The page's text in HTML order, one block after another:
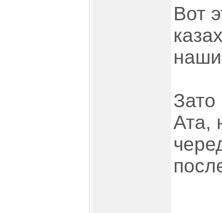
Вот
Ата,